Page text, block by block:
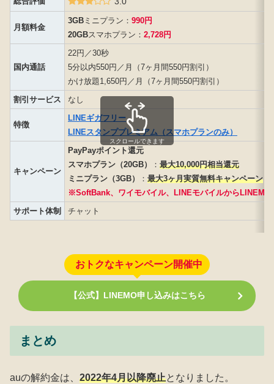
月額料金
3GB ミニプラン： 990円
20GBスマホプラン： 2,728円
国内通話
22円／30秒
5分以内550円／月（7ヶ月間550円割引）
かけ放題1,650円／月（7ヶ月間550円割引）
割引サービス
なし
特徴
LINEギガフリー
LINEスタンププレミアム（スマホプランのみ）
キャンペーン
PayPayポイント還元
スマホプラン（20GB）
： 最大10,000円相当還元
ミニプラン（3GB）
： 最大3ヶ月実質無料キャンペーン
※SoftBank、ワイモバイル、LINEモバイルからLINEMO
サポート体制
チャット
スクロールできます
おトクなキャンペーン開催中
【公式】LINEMO申し込みはこちら
まとめ
auの解約金は、 2022年4月以降廃止となりました。